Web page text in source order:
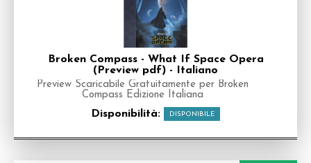
Broken Compass - What If Space Opera
(Preview pdf) - Italiano
Preview Scaricabile Gratuitamente per Broken
Compass Edizione Italiana
Disponibilità: DISPONIBILE